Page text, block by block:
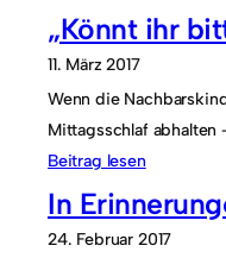
„Könnt ihr
11. März 2017
Wenn die
Mittagsschlaf abhalten
Beitrag lesen
In
24. Februar 2017